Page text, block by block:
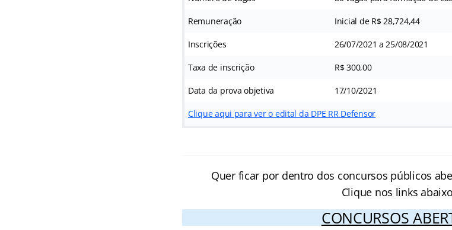
Remuneração Inicial de R$ 28,724,44
Inscrições 26/07/2021 a 25/08/2021
Taxa de inscrição R$ 300,00
Data da prova objetiva 17/10/2021
Clique aqui para ver o edital da DPE RR Defensor
Quer ficar por dentro dos concursos públicos
Clique nos links
CONCURSOS